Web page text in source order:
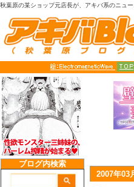
秋葉原の某ショップ元店長が、アキバ系のニュ
2007年03